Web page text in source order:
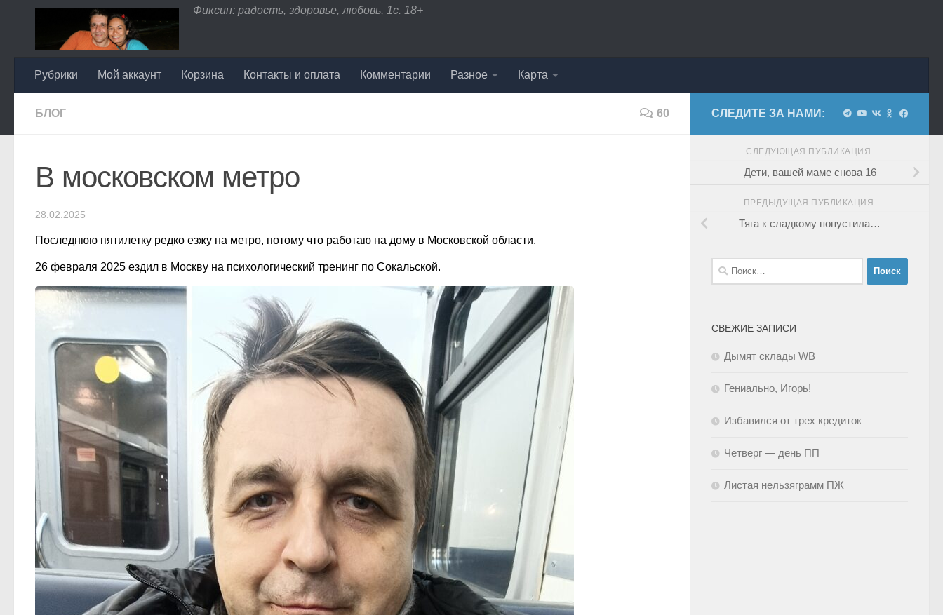
Перейти к содержимому
Фиксин: радость, здоровье, любовь, 1с. 18+
Рубрики Мой аккаунт Корзина Контакты и оплата Комментарии Разное Карта
БЛОГ 60
В московском метро
28.02.2025
Последнюю пятилетку редко езжу на метро, потому что работаю на дому в Московской области.
26 февраля 2025 ездил в Москву на психологический тренинг по Сокальской.
СЛЕДИТЕ ЗА НАМИ:
СЛЕДУЮЩАЯ ПУБЛИКАЦИЯ
Дети, вашей маме снова 16
ПРЕДЫДУЩАЯ ПУБЛИКАЦИЯ
Тяга к сладкому попустила…
Найти:
СВЕЖИЕ ЗАПИСИ
Дымят склады WB
Гениально, Игорь!
Избавился от трех кредиток
Четверг — день ПП
Листая нельзяграмм ПЖ